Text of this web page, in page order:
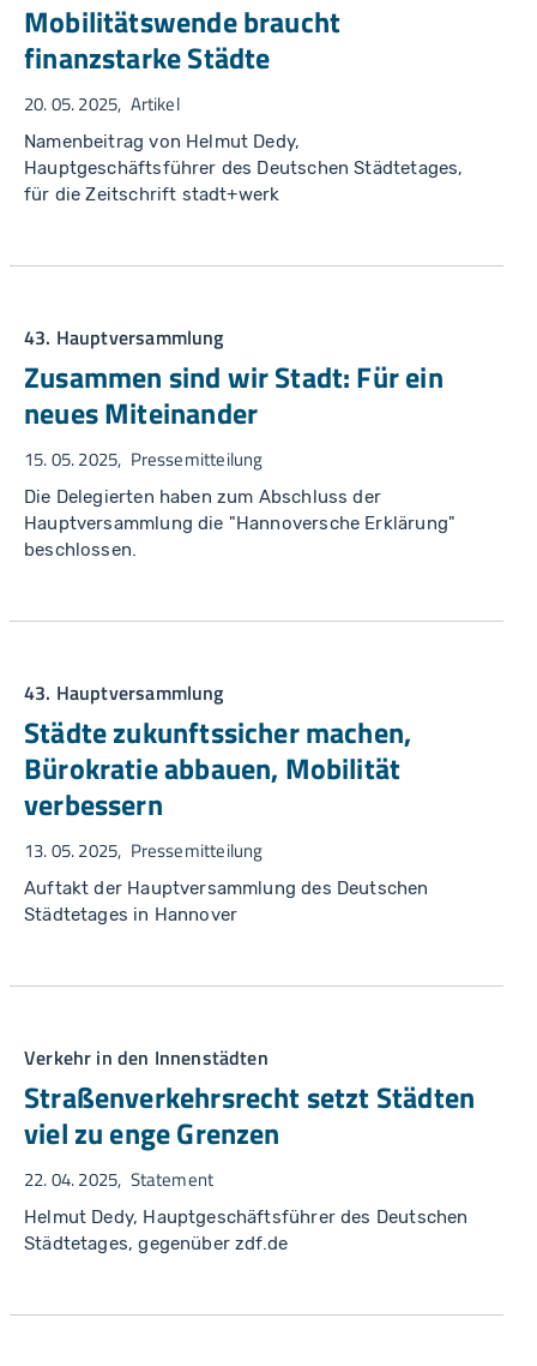
Mobilitätswende braucht
finanzstarke Städte
20. 05. 2025 Artikel
Namenbeitrag von Helmut Dedy,
Hauptgeschäftsführer des Deutschen Städtetages,
für die Zeitschrift stadt+werk
43. Hauptversammlung
Zusammen sind wir Stadt: Für ein
neues Miteinander
15. 05. 2025 Pressemitteilung
Die Delegierten haben zum Abschluss der
Hauptversammlung die "Hannoversche Erklärung"
beschlossen.
43. Hauptversammlung
Städte zukunftssicher machen,
Bürokratie abbauen, Mobilität
verbessern
13. 05. 2025 Pressemitteilung
Auftakt der Hauptversammlung des Deutschen
Städtetages in Hannover
Verkehr in den Innenstädten
Straßenverkehrsrecht setzt Städten
viel zu enge Grenzen
22. 04. 2025 Statement
Helmut Dedy, Hauptgeschäftsführer des Deutschen
Städtetages, gegenüber zdf.de